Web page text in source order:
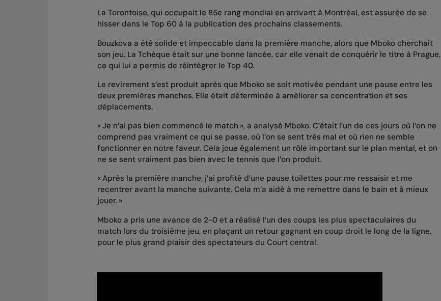
La Torontoise, qui occupait le 85e rang mondial en arrivant à Montréal, est assurée de se
hisser dans le Top 60 à la publication des prochains classements.
Bouzkova a été solide et impeccable dans la première manche, alors que Mboko cherchait
son jeu. La Tchèque était sur une bonne lancée, car elle venait de conquérir le titre à Prague,
ce qui lui a permis de réintégrer le Top 40.
Le revirement s’est produit après que Mboko se soit motivée pendant une pause entre les
deux premières manches. Elle était déterminée à améliorer sa concentration et ses
déplacements.
« Je n’ai pas bien commencé le match », a analysé Mboko. C’était l’un de ces jours où l’on ne
comprend pas vraiment ce qui se passe, où l’on se sent très mal et où rien ne semble
fonctionner en notre faveur. Cela joue également un rôle important sur le plan mental, et on
ne se sent vraiment pas bien avec le tennis que l’on produit.
« Après la première manche, j’ai profité d’une pause toilettes pour me ressaisir et me
recentrer avant la manche suivante. Cela m’a aidé à me remettre dans le bain et à mieux
jouer. »
Mboko a pris une avance de 2-0 et a réalisé l’un des coups les plus spectaculaires du
match lors du troisième jeu, en plaçant un retour gagnant en coup droit le long de la ligne,
pour le plus grand plaisir des spectateurs du Court central.